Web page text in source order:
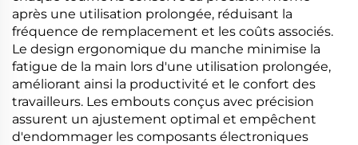
après une utilisation prolongée, réduisant la
fréquence de remplacement et les coûts associés.
Le design ergonomique du manche minimise la
fatigue de la main lors d'une utilisation prolongée,
améliorant ainsi la productivité et le confort des
travailleurs. Les embouts conçus avec précision
assurent un ajustement optimal et empêchent
d'endommager les composants électroniques